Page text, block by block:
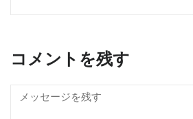
コメントを残す